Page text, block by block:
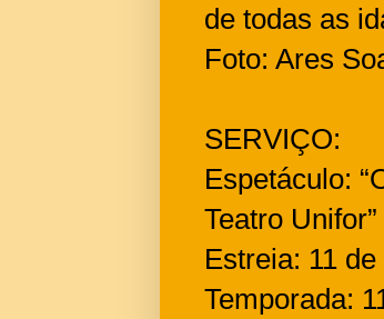
de todas as
Foto: Ares
SERVIÇO:
Espetáculo:
Teatro Unifor”
Estreia: 11
Temporada: